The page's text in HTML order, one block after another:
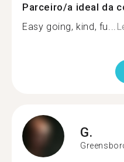
Parceiro/a ideal da
Easy going, kind, fu...
G.